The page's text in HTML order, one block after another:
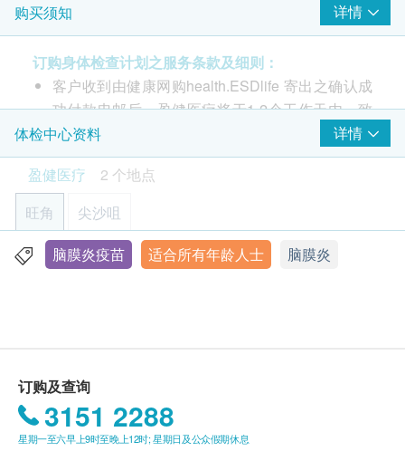
病症，甚至死亡。
适合人士
购买须知 详情
订购身体检查计划之服务条款及细则：
客户收到由健康网购health.ESDlife 寄出之确认成
功付款电邮后，盈健医疗将于1-2个工作天内，致
电客户预约身体检查的时间及地点。
客户亦可自行致电2397 2111 向体验中心职员联
络。 (办公时间：星期一至六；上午9时至下午6时
30分)
客户必须于预约当天出示身份证及列印订购确认信
以确认身份。
请注意: 由2025年6月9日起订购之身体检查计划或
天内发出验身报告。
除了个别计划由医生讲解报告，一般情况下，将由
注册护士在电话上讲解，及安排领取报告事宜。
体检中心资料
详情
盈健医疗
2 个地点
旺角
尖沙咀
旺角-健柏医学造影中心：旺角弥敦道625及639号雅兰中心
脑膜炎疫苗 适合所有年龄人士 脑膜炎
订购及查询
3151 2288
星期一至六早上9时至晚上12时; 星期日及公众假期休息